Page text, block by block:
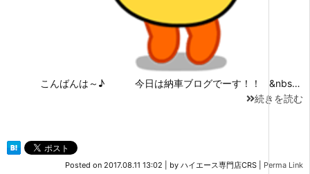
こんばんは～♪ 今日は納車ブログでーす！！ &nbs…
続きを読む
Posted on 2017.08.11 13:02 by ハイエース専門店CRS Perma Link